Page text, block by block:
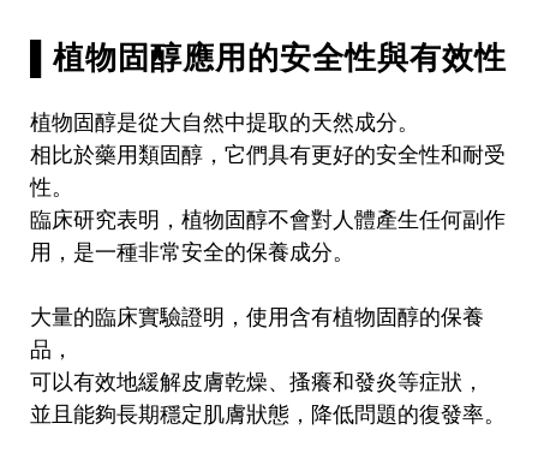
▌植物固醇應用的安全性與有效性
植物固醇是從大自然中提取的天然成分。
相比於藥用類固醇，它們具有更好的安全性和耐受
性。
臨床研究表明，植物固醇不會對人體產生任何副作
用，是一種非常安全的保養成分。
大量的臨床實驗證明，使用含有植物固醇的保養
品，
可以有效地緩解皮膚乾燥、搔癢和發炎等症狀，
並且能夠長期穩定肌膚狀態，降低問題的復發率。